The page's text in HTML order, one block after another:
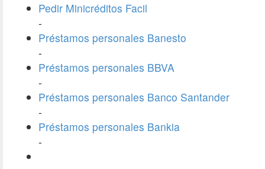
Pedir Minicréditos Facil
-
Préstamos personales Banesto
-
Préstamos personales BBVA
-
Préstamos personales Banco Santander
-
Préstamos personales Bankia
-